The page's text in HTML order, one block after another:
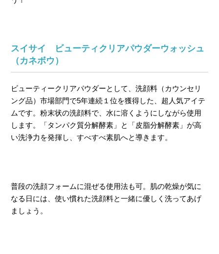
スイサイ ビューティクリアパウダーウォッシュ
（カネボウ）
ビューティークリアパウダーとして、洗顔料（カウンセリ
ング品）市場部門で5年連続１位を獲得した、超人気アイテ
ムです。粉末状の洗顔料で、水に溶くようにしながら使用
します。「タンパク質分解酵素」と「皮脂分解酵素」が高
い洗浄力を発揮し、すべすべ素肌へと導きます。
普段の洗顔フォームに混ぜる使用法も可。肌の乾燥が気に
なる日には、使い慣れた洗顔料と一緒に優しく洗ってあげ
ましょう。